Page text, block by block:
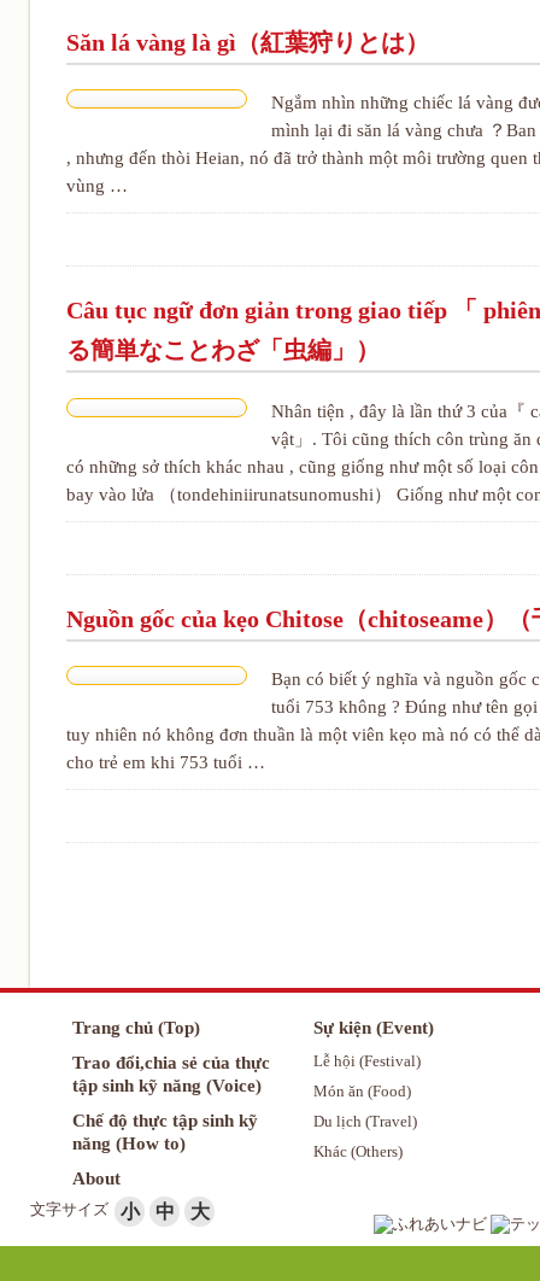
Săn lá vàng là gì（紅葉狩りとは）
Ngắm nhìn những chiếc lá vàng
mình lại đi săn lá vàng chưa ？
, nhưng đến thòi Heian, nó đã trở thành một môi trường
vùng …
Câu tục ngữ đơn giản trong giao tiếp 「
る簡単なことわざ「虫編」）
Nhân tiện , đây là lần thứ 3 của『
vật」. Tôi cũng thích côn trùng ăn
có những sở thích khác nhau , cũng giống như một số loại
bay vào lửa （tondehiniirunatsunomushi） Giống như một
Nguồn gốc của kẹo Chitose（chitoseame）
Bạn có biết ý nghĩa và nguồn gốc
tuổi 753 không ? Đúng như tên
tuy nhiên nó không đơn thuần là một viên kẹo mà nó có thể
cho trẻ em khi 753 tuổi …
Trang chủ (Top)
Trao đổi,chia sẻ của thực
tập sinh kỹ năng (Voice)
Chế độ thực tập sinh kỹ
năng (How to)
About
Sự kiện (Event)
Lễ hội (Festival)
Món ăn (Food)
Du lịch (Travel)
Khác (Others)
文字サイズ 小 中 大